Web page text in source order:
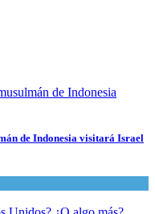
de Indonesia visitará Israel